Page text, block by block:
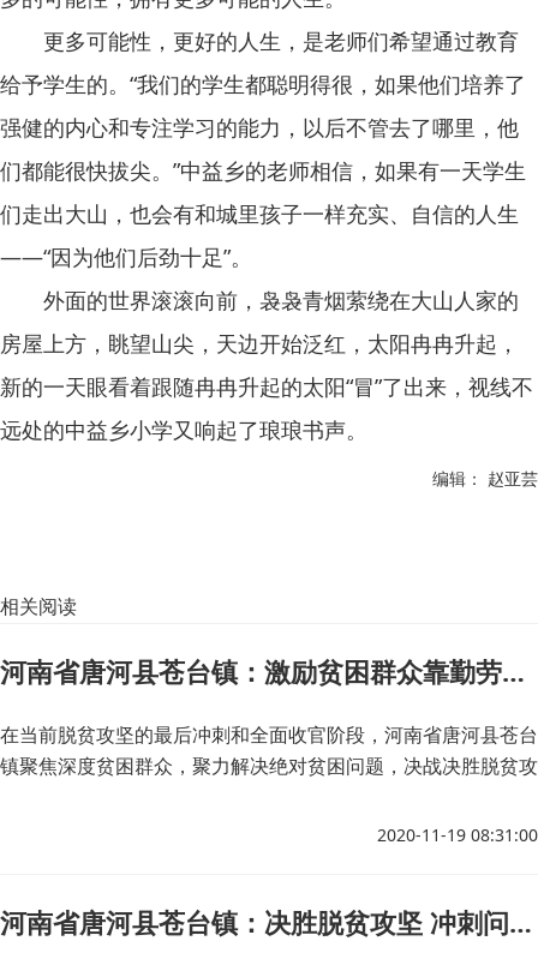
更多可能性，更好的人生，是老师们希望通过教育
给予学生的。“我们的学生都聪明得很，如果他们培养了
强健的内心和专注学习的能力，以后不管去了哪里，他
们都能很快拔尖。”中益乡的老师相信，如果有一天学生
们走出大山，也会有和城里孩子一样充实、自信的人生
——“因为他们后劲十足”。
外面的世界滚滚向前，袅袅青烟萦绕在大山人家的
房屋上方，眺望山尖，天边开始泛红，太阳冉冉升起，
新的一天眼看着跟随冉冉升起的太阳“冒”了出来，视线不
远处的中益乡小学又响起了琅琅书声。
编辑： 赵亚芸
相关阅读
河南省唐河县苍台镇：激励贫困群众靠勤劳拓展致富路
在当前脱贫攻坚的最后冲刺和全面收官阶段，河南省唐河县苍台
镇聚焦深度贫困群众，聚力解决绝对贫困问题，决战决胜脱贫攻
2020-11-19 08:31:00
河南省唐河县苍台镇：决胜脱贫攻坚 冲刺问题清零